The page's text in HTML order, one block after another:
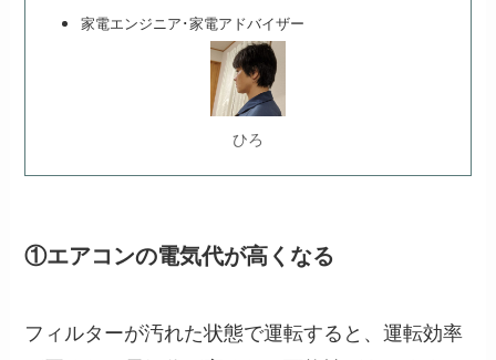
家電エンジニア･家電アドバイザー
ひろ
①エアコンの電気代が高くなる
フィルターが汚れた状態で運転すると、運転効率